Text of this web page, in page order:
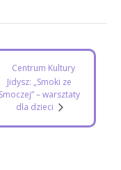
Centrum Kultury
Jidysz: „Smoki ze
Smoczej” – warsztaty
dla dzieci